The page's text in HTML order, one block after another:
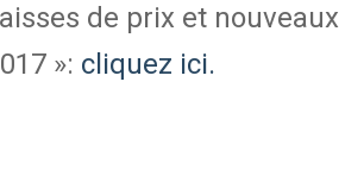
de prix et
»: cliquez ici.